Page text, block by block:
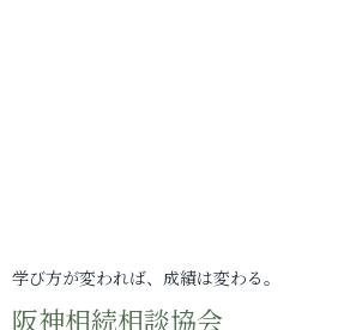
学び方が変われば、成績は変わる。
阪神相続相談協会